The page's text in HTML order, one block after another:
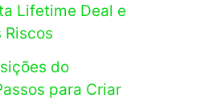
Lifetime Deal e
Riscos
do
para Criar